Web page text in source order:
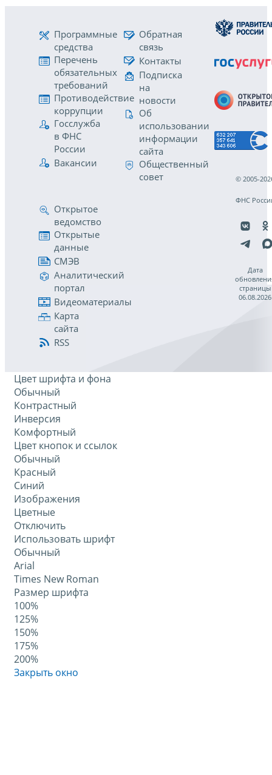
Программные
средства
Перечень
обязательных
требований
Противодействие
коррупции
Госслужба
в ФНС
России
Вакансии
Обратная
связь
Контакты
Подписка
на
новости
Об
использовании
информации
сайта
Общественный
совет
Открытое
ведомство
Открытые
данные
СМЭВ
Аналитический
портал
Видеоматериалы
Карта
сайта
RSS
© 2005-
ФНС
Дата
страницы
06.08.2026
Цвет шрифта и фона
Обычный
Контрастный
Инверсия
Комфортный
Цвет кнопок и ссылок
Обычный
Красный
Синий
Изображения
Цветные
Отключить
Использовать шрифт
Обычный
Arial
Times New Roman
Размер шрифта
100%
125%
150%
175%
200%
Закрыть окно